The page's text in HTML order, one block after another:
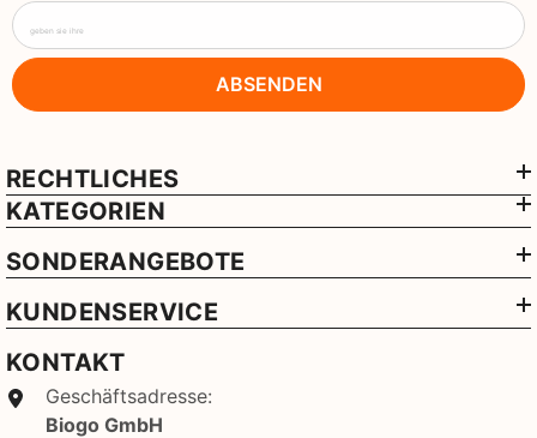
geben sie ihre
ABSENDEN
RECHTLICHES
KATEGORIEN
SONDERANGEBOTE
KUNDENSERVICE
KONTAKT
Geschäftsadresse:
Biogo GmbH